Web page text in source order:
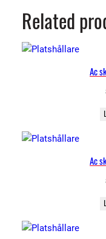
Related
Ac
Ac